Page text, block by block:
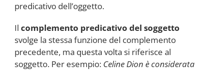
predicativo dell’oggetto.
Il complemento predicativo del soggetto
svolge la stessa funzione del complemento
precedente, ma questa volta si riferisce al
soggetto. Per esempio: Celine Dion è considerata